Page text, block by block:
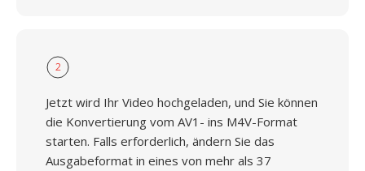
2
Jetzt wird Ihr Video hochgeladen, und Sie können
die Konvertierung vom AV1- ins M4V-Format
starten. Falls erforderlich, ändern Sie das
Ausgabeformat in eines von mehr als 37